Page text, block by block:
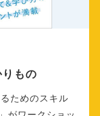
もの
ためのスキル